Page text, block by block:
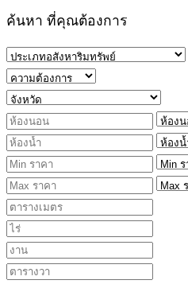
ค้นหา ที่คุณต้องการ